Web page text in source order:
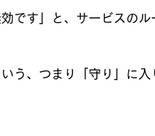
です」と、サービスのル
う、つまり「守り」に入